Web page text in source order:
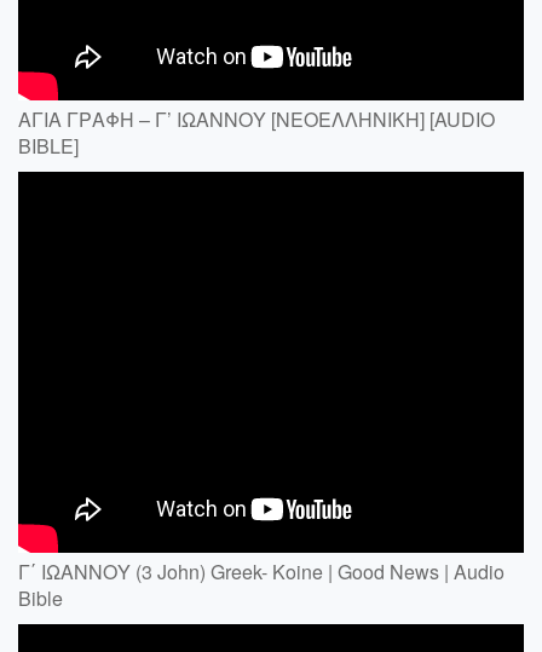
ΑΓΙΑ ΓΡΑΦΗ – Γ’ ΙΩΑΝΝΟΥ [ΝΕΟΕΛΛΗΝΙΚΗ] [AUDIO
BIBLE]
Γ΄ ΙΩΑΝΝΟΥ (3 John) Greek- Koine | Good News | Audio
Bible